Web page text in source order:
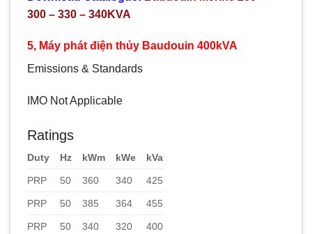
300 – 330 – 340KVA
5, Máy phát điện thủy Baudouin 400kVA
Emissions & Standards
IMO Not Applicable
Ratings
Duty Hz kWm kWe kVa
PRP 50 360 340 425
PRP 50 385 364 455
PRP 50 340 320 400